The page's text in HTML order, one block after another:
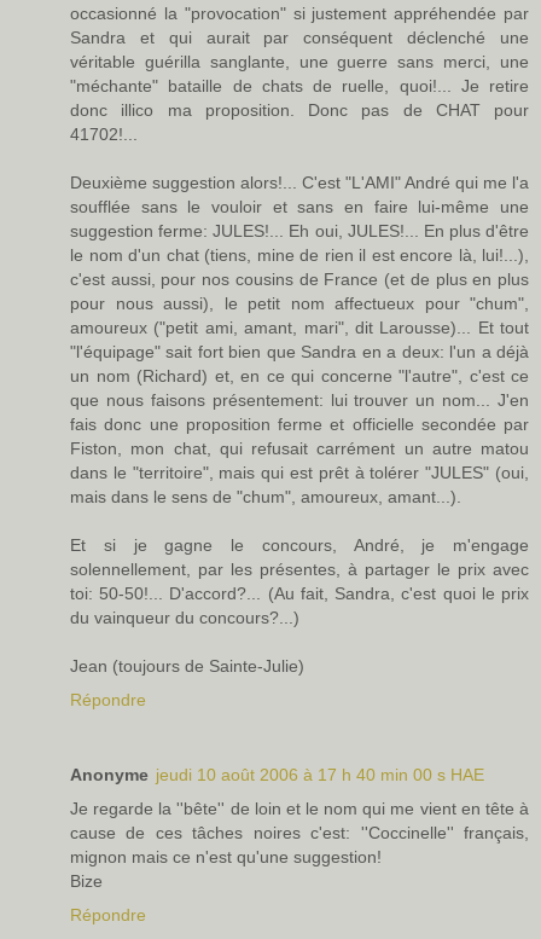
occasionné la "provocation" si justement appréhendée par
Sandra et qui aurait par conséquent déclenché une
véritable guérilla sanglante, une guerre sans merci, une
"méchante" bataille de chats de ruelle, quoi!... Je retire
donc illico ma proposition. Donc pas de CHAT pour
41702!...
Deuxième suggestion alors!... C'est "L'AMI" André qui me l'a
soufflée sans le vouloir et sans en faire lui-même une
suggestion ferme: JULES!... Eh oui, JULES!... En plus d'être
le nom d'un chat (tiens, mine de rien il est encore là, lui!...),
c'est aussi, pour nos cousins de France (et de plus en plus
pour nous aussi), le petit nom affectueux pour "chum",
amoureux ("petit ami, amant, mari", dit Larousse)... Et tout
"l'équipage" sait fort bien que Sandra en a deux: l'un a déjà
un nom (Richard) et, en ce qui concerne "l'autre", c'est ce
que nous faisons présentement: lui trouver un nom... J'en
fais donc une proposition ferme et officielle secondée par
Fiston, mon chat, qui refusait carrément un autre matou
dans le "territoire", mais qui est prêt à tolérer "JULES" (oui,
mais dans le sens de "chum", amoureux, amant...).
Et si je gagne le concours, André, je m'engage
solennellement, par les présentes, à partager le prix avec
toi: 50-50!... D'accord?... (Au fait, Sandra, c'est quoi le prix
du vainqueur du concours?...)
Jean (toujours de Sainte-Julie)
Répondre
Anonyme jeudi 10 août 2006 à 17 h 40 min 00 s HAE
Je regarde la ''bête'' de loin et le nom qui me vient en tête à
cause de ces tâches noires c'est: ''Coccinelle'' français,
mignon mais ce n'est qu'une suggestion!
Bize
Répondre